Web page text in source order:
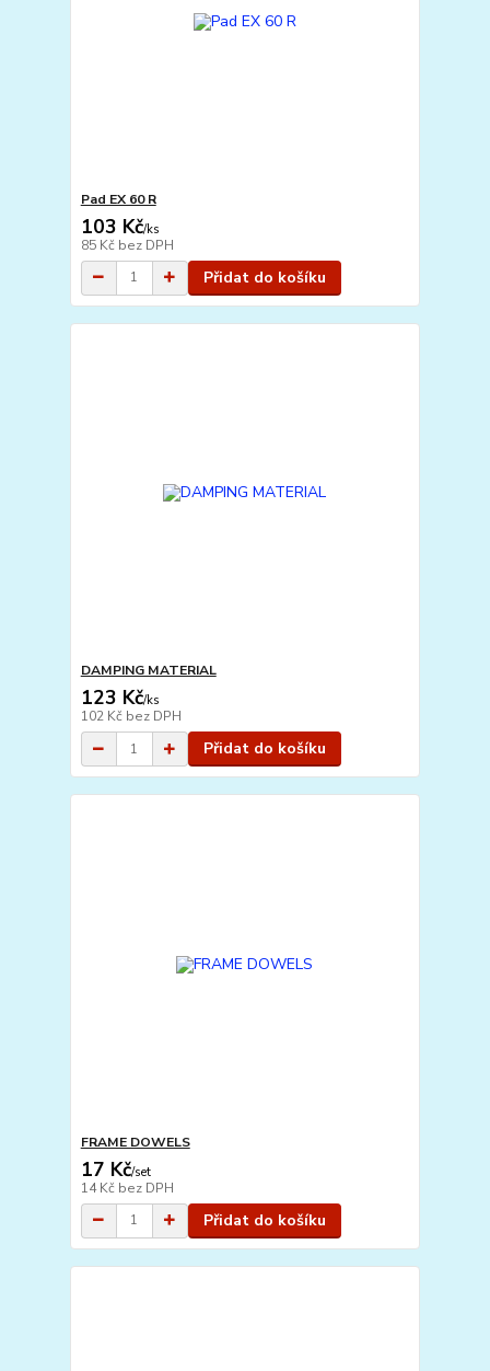
Pad EX 60 R
103 Kč/ks
85 Kč bez DPH
Přidat do košíku
DAMPING MATERIAL
123 Kč/ks
102 Kč bez DPH
Přidat do košíku
FRAME DOWELS
17 Kč/set
14 Kč bez DPH
Přidat do košíku